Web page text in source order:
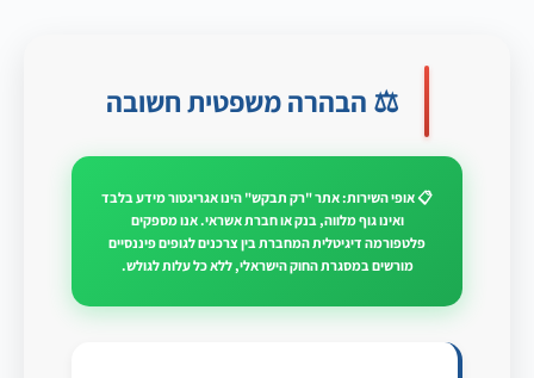
⚖️ הבהרה משפטית חשובה
📋 אופי השירות: אתר "רק תבקש" הינו אגריגטור מידע בלבד
ואינו גוף מלווה, בנק או חברת אשראי. אנו מספקים
פלטפורמה דיגיטלית המחברת בין צרכנים לגופים פיננסיים
מורשים במסגרת החוק הישראלי, ללא כל עלות לגולש.